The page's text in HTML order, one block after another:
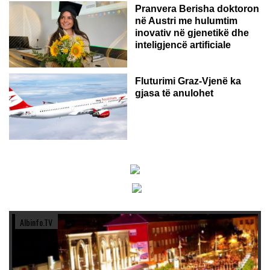
Pranvera Berisha doktoron
në Austri me hulumtim
inovativ në gjenetikë dhe
inteligjencë artificiale
Fluturimi Graz-Vjenë ka
gjasa të anulohet
Albinfo.TV